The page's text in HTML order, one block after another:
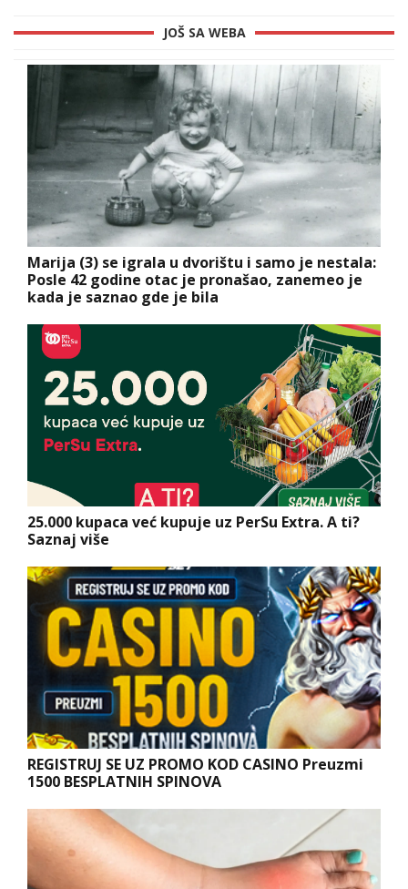
JOŠ SA WEBA
Marija (3) se igrala u dvorištu i samo je nestala:
Posle 42 godine otac je pronašao, zanemeo je
kada je saznao gde je bila
25.000 kupaca već kupuje uz PerSu Extra. A ti?
Saznaj više
REGISTRUJ SE UZ PROMO KOD CASINO Preuzmi
1500 BESPLATNIH SPINOVA